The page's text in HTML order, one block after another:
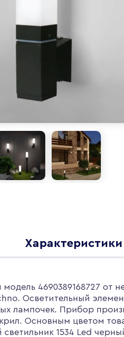
Характеристики
модель 4690389168727 от
Осветительный
лампочек. Прибор
Основным цветом
1534 Led